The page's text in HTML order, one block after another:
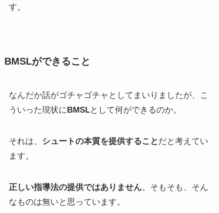
す。
BMSLができること
なんだか話がゴチャゴチャとしてまいりましたが、こ
ういった現状に BMSLとして何ができるのか。
それは、 シュートの本質を提供すること だと考えてい
ます。
正しい指導法の提供ではありません。そもそも、そん
なものは無いと思っています。